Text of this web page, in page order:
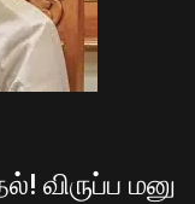
விருப்ப மனு